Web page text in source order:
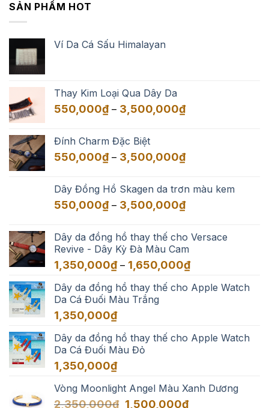
SẢN PHẨM HOT
Ví Da Cá Sấu Himalayan
Thay Kim Loại Qua Dây Da
550,000₫ – 3,500,000₫Khoảng
đến
Đính Charm Đặc Biệt
550,000₫ – 3,500,000₫Khoảng
550,000₫
đến
Dây Đồng Hồ Skagen da trơn màu kem
550,000₫ – 3,500,000₫Khoảng
550,000₫
đến
3,500,000₫
Dây da đồng hồ thay thế cho Versace
Revive - Dây Kỳ Đà Màu Cam
1,350,000₫ – 1,650,000₫Khoảng
từ
Dây da đồng hồ thay thế cho Apple Watch
Da Cá Đuối Màu Trắng
1,350,000₫
Dây da đồng hồ thay thế cho Apple Watch
Da Cá Đuối Màu Đỏ
1,350,000₫
Vòng Moonlight Angel Màu Xanh Dương
2,350,000₫ Giá
1,500,000₫Giá